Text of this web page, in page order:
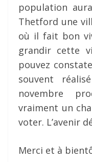
population
Thetford une
où il fait bon
grandir cette
pouvez
souvent
novembre
vraiment un
voter. L’avenir
Merci et à